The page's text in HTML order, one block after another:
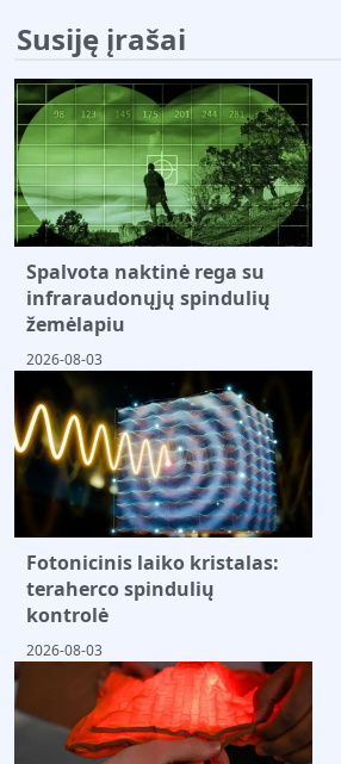
Susiję įrašai
Spalvota naktinė rega su
infraraudonųjų spindulių
žemėlapiu
2026-08-03
Fotonicinis laiko kristalas:
teraherco spindulių
kontrolė
2026-08-03